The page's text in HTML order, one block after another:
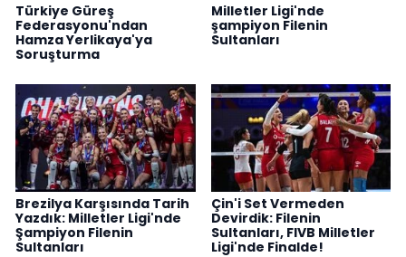
Türkiye Güreş
Federasyonu'ndan
Hamza Yerlikaya'ya
Soruşturma
Milletler Ligi'nde
şampiyon Filenin
Sultanları
Brezilya Karşısında Tarih
Yazdık: Milletler Ligi'nde
Şampiyon Filenin
Sultanları
Çin'i Set Vermeden
Devirdik: Filenin
Sultanları, FIVB Milletler
Ligi'nde Finalde!